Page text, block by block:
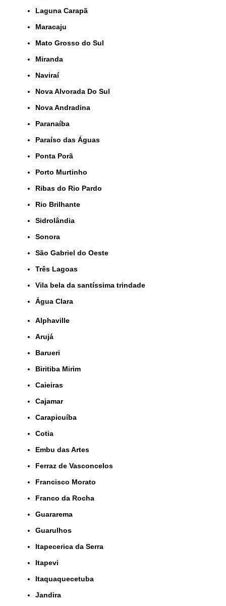
Laguna Carapã
Maracaju
Mato Grosso do Sul
Miranda
Naviraí
Nova Alvorada Do Sul
Nova Andradina
Paranaíba
Paraíso das Águas
Ponta Porã
Porto Murtinho
Ribas do Rio Pardo
Rio Brilhante
Sidrolândia
Sonora
São Gabriel do Oeste
Três Lagoas
Vila bela da santíssima trindade
Água Clara
Alphaville
Arujá
Barueri
Biritiba Mirim
Caieiras
Cajamar
Carapicuíba
Cotia
Embu das Artes
Ferraz de Vasconcelos
Francisco Morato
Franco da Rocha
Guararema
Guarulhos
Itapecerica da Serra
Itapevi
Itaquaquecetuba
Jandira